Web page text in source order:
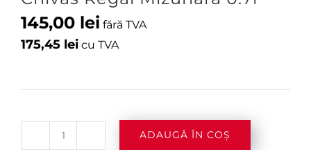
145,00 lei fără TVA
175,45 lei cu TVA
ADAUGĂ ÎN COȘ